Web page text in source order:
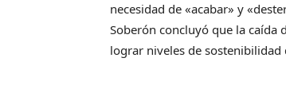
necesidad de «acabar» y
Soberón concluyó que la caída
lograr niveles de